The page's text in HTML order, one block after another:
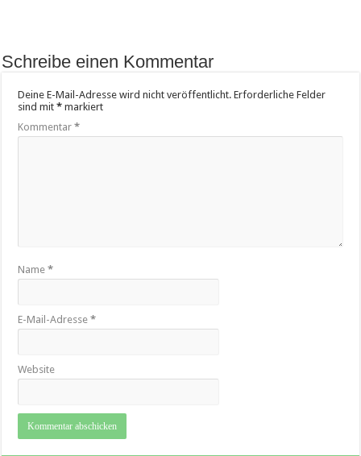
Schreibe einen Kommentar
Deine E-Mail-Adresse wird nicht veröffentlicht. Erforderliche Felder
sind mit* markiert
Kommentar*
Name*
E-Mail-Adresse*
Website